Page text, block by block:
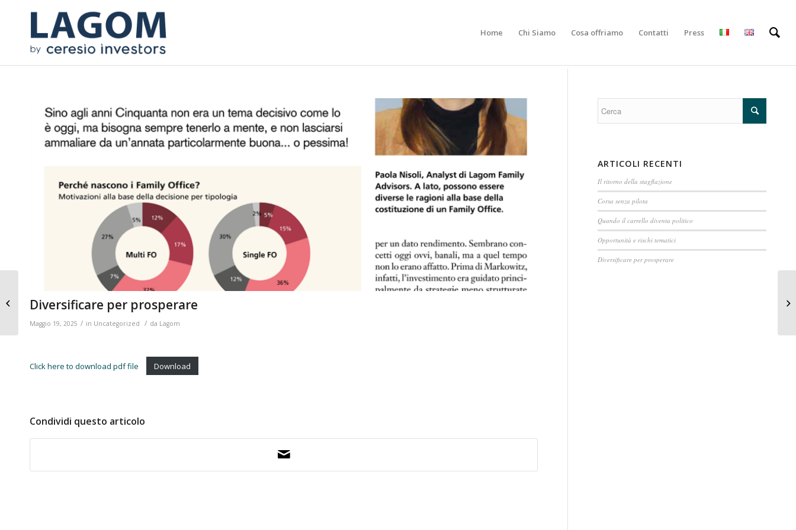
Home Chi Siamo Cosa offriamo Contatti Press
Diversificare per prosperare
Maggio 19, 2025 / in Uncategorized / da Lagom
Click here to download pdf file Download
Condividi questo articolo
ARTICOLI RECENTI
Il ritorno della stagflazione
Corsa senza pilota
Quando il carrello diventa politico
Opportunità e rischi tematici
Diversificare per prosperare